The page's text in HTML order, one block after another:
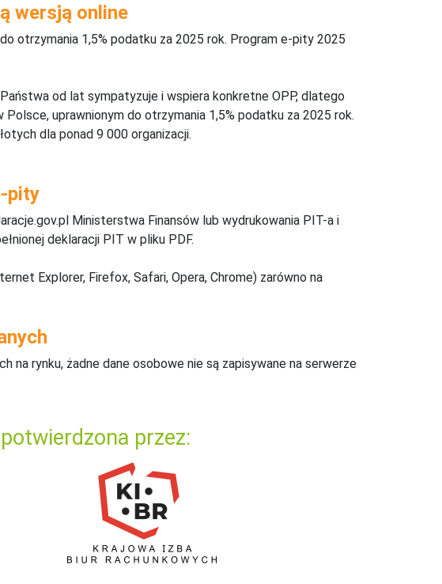
wersją online
otrzymania 1,5% podatku za 2025 rok. Program e-pity 2025
od lat sympatyzuje i wspiera konkretne OPP, dlatego
uprawnionym do otrzymania 1,5% podatku za 2025 rok.
dla ponad 9 000 organizacji.
pity
Ministerstwa Finansów lub wydrukowania PIT-a i
deklaracji PIT w pliku PDF.
Explorer, Firefox, Safari, Opera, Chrome) zarówno na
na rynku, żadne dane osobowe nie są zapisywane na serwerze
przez: